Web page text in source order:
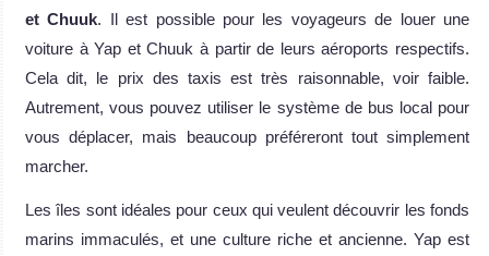
et Chuuk. Il est possible pour les voyageurs de louer une
voiture à Yap et Chuuk à partir de leurs aéroports respectifs.
Cela dit, le prix des taxis est très raisonnable, voir faible.
Autrement, vous pouvez utiliser le système de bus local pour
vous déplacer, mais beaucoup préféreront tout simplement
marcher.
Les îles sont idéales pour ceux qui veulent découvrir les fonds
marins immaculés, et une culture riche et ancienne. Yap est